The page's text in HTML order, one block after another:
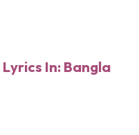
Lyrics In: Bangla